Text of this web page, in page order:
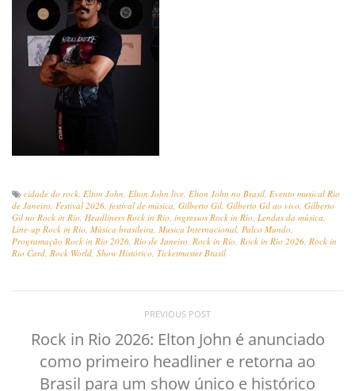
cidade do rock Elton John Elton John live Elton John no Brasil Evento musical Rio
de Janeiro Festival 2026 festival de música Gilberto Gil Gilberto Gil ao vivo Gilberto
Gil no Rock in Rio Headliners Rock in Rio ingressos Rock in Rio Lendas da música
Line-up Rock in Rio Música brasileira Musica Internacional Palco Mundo
Programação Rock in Rio 2026 Rio de Janeiro Rock in Rio Rock in Rio 2026 Rock in
Rio Card Rock World Show Histórico Ticketmaster Brasil
PREVIOUS POST
Rock in Rio 2026: Elton John é anunciado
como primeiro headliner e retorna ao
Brasil para um show único e histórico